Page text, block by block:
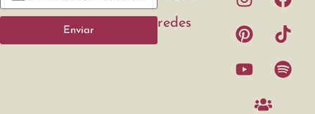
Enviar
redes